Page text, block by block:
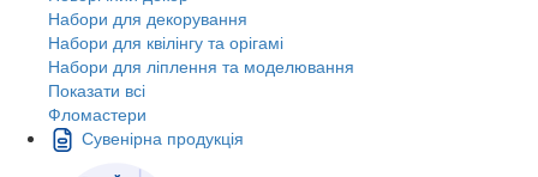
Набори для декорування
Набори для квілінгу та орігамі
Набори для ліплення та моделювання
Показати всі
Фломастери
Сувенірна продукція